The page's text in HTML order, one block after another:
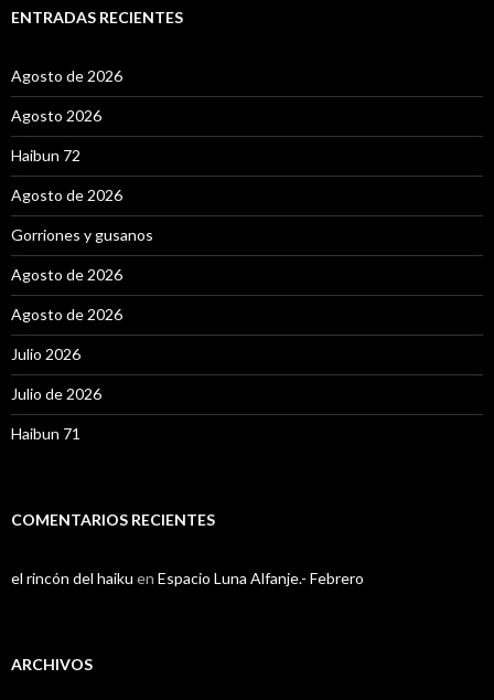
a
ENTRADAS RECIENTES
Agosto de 2026
Agosto 2026
Haibun 72
Agosto de 2026
Gorriones y gusanos
Agosto de 2026
Agosto de 2026
Julio 2026
Julio de 2026
Haibun 71
COMENTARIOS RECIENTES
el rincón del haiku en Espacio Luna Alfanje.- Febrero
ARCHIVOS